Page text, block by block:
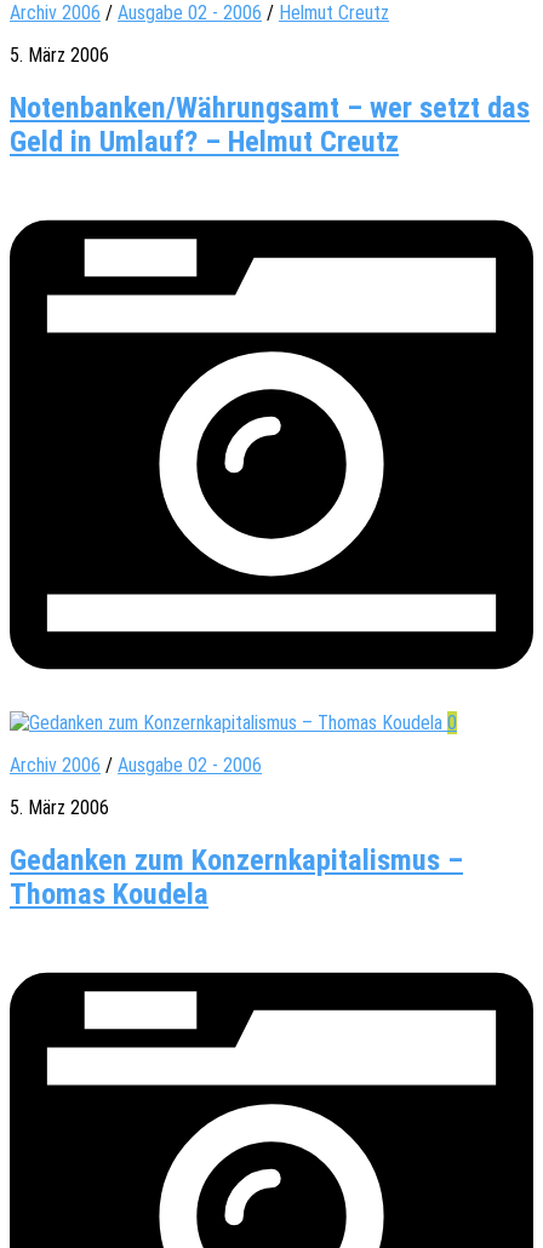
Archiv 2006 / Ausgabe 02 - 2006 / Helmut Creutz
5. März 2006
Notenbanken/Währungsamt – wer setzt das
Geld in Umlauf? – Helmut Creutz
0
Archiv 2006 / Ausgabe 02 - 2006
5. März 2006
Gedanken zum Konzernkapitalismus –
Thomas Koudela